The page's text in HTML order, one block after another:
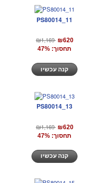
PS80014_11
₪1,169 ₪620
תחסוך: 47%
PS80014_13
₪1,169 ₪620
תחסוך: 47%